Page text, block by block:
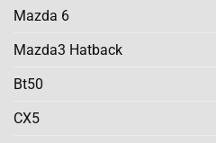
Mazda 6
Mazda3 Hatback
Bt50
CX5